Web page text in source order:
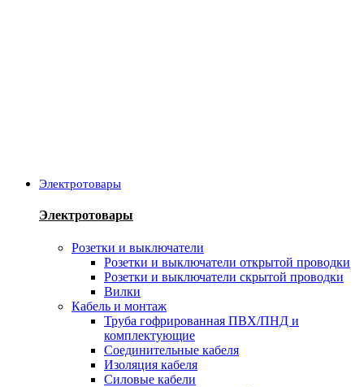
Электротовары
Электротовары
Розетки и выключатели
Розетки и выключатели открытой проводки
Розетки и выключатели скрытой проводки
Вилки
Кабель и монтаж
Труба гофрированная ПВХ/ПНД и
комплектующие
Соединительные кабеля
Изоляция кабеля
Силовые кабели